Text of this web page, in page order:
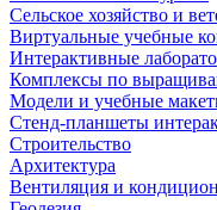
Сельское хозяйство и
Виртуальные учебные
Интерактивные
Комплексы по
Модели и учебные
Стенд-планшеты
Строительство
Архитектура
Вентиляция и